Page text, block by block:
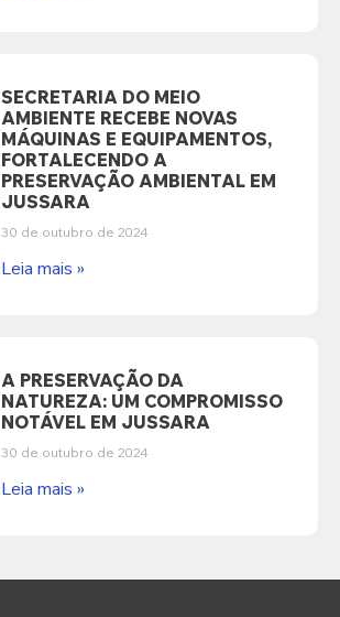
SECRETARIA DO MEIO
AMBIENTE RECEBE NOVAS
MÁQUINAS E EQUIPAMENTOS,
FORTALECENDO A
PRESERVAÇÃO AMBIENTAL EM
JUSSARA
30 de outubro de 2024
Leia mais »
A PRESERVAÇÃO DA
NATUREZA: UM COMPROMISSO
NOTÁVEL EM JUSSARA
30 de outubro de 2024
Leia mais »